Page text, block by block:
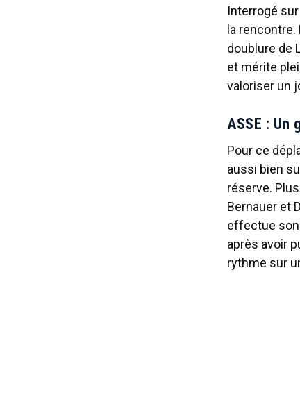
Interrogé
la rencontre.
doublure de
et mérite
valoriser un
ASSE :
Pour ce
aussi bien
réserve.
Bernauer et
effectue son
après avoir
rythme sur